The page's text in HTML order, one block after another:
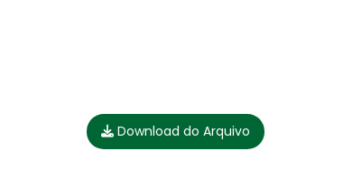
Download do Arquivo